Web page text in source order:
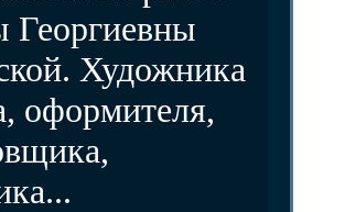
Художника
оформителя,